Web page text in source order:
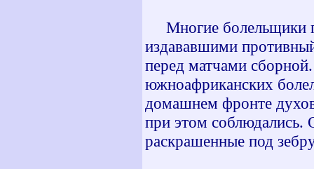
Многие болельщики
издававшими
перед матчами
южноафриканских
домашнем фронте
при этом соблюдались.
раскрашенные под